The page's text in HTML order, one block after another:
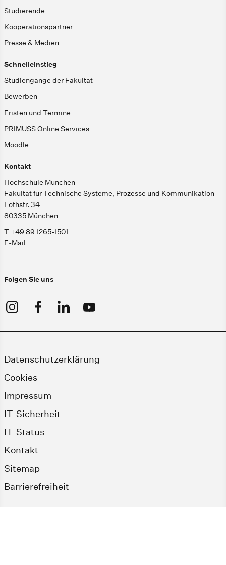
Studierende
Kooperationspartner
Presse & Medien
Schnelleinstieg
Studiengänge der Fakultät
Bewerben
Fristen und Termine
PRIMUSS Online Services
Moodle
Kontakt
Hochschule München
Fakultät für Technische Systeme, Prozesse und Kommunikation
Lothstr. 34
80335 München
T +49 89 1265-1501
E-Mail
Folgen Sie uns
Datenschutzerklärung
Cookies
Impressum
IT-Sicherheit
IT-Status
Kontakt
Sitemap
Barrierefreiheit